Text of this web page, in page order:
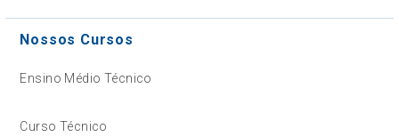
Nossos Cursos
Ensino Médio Técnico
Curso Técnico